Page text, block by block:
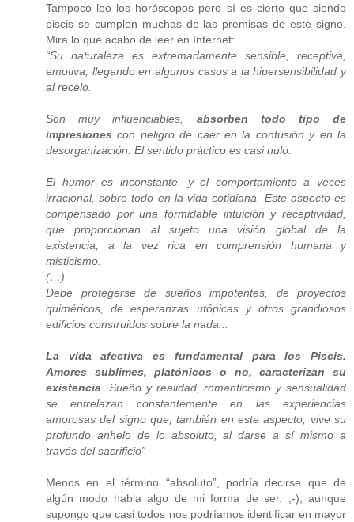
Tampoco leo los horóscopos pero sí es cierto que siendo
piscis se cumplen muchas de las premisas de este signo.
Mira lo que acabo de leer en Internet:
“Su naturaleza es extremadamente sensible, receptiva,
emotiva, llegando en algunos casos a la hipersensibilidad y
al recelo.
Son muy influenciables, absorben todo tipo de
impresiones con peligro de caer en la confusión y en la
desorganización. El sentido práctico es casi nulo.
El humor es inconstante, y el comportamiento a veces
irracional, sobre todo en la vida cotidiana. Este aspecto es
compensado por una formidable intuición y receptividad,
que proporcionan al sujeto una visión global de la
existencia, a la vez rica en comprensión humana y
misticismo.
(…)
Debe protegerse de sueños impotentes, de proyectos
quiméricos, de esperanzas utópicas y otros grandiosos
edificios construidos sobre la nada...
La vida afectiva es fundamental para los Piscis.
Amores sublimes, platónicos o no, caracterizan su
existencia . Sueño y realidad, romanticismo y sensualidad
se entrelazan constantemente en las experiencias
amorosas del signo que, también en este aspecto, vive su
profundo anhelo de lo absoluto, al darse a sí mismo a
través del sacrificio”
Menos en el término “absoluto”, podría decirse que de
algún modo habla algo de mi forma de ser. ;-), aunque
supongo que casi todos nos podríamos identificar en mayor